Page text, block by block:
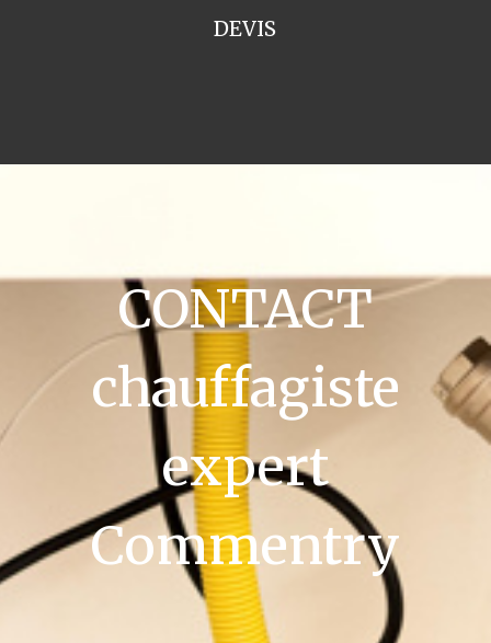
DEVIS
CONTACT
chauffagiste
expert
Commentry